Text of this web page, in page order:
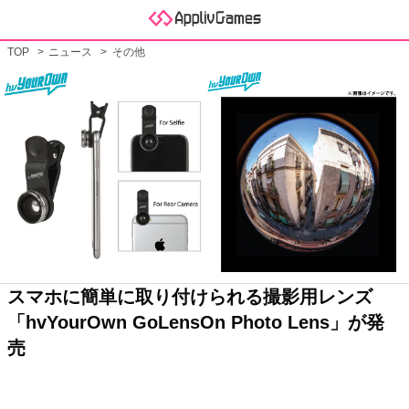
TOP ニュース その他
スマホに簡単に取り付けられる撮影用レンズ
「hvYourOwn GoLensOn Photo Lens」が発
売